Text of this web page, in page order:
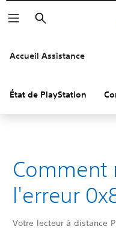
Rechercher
Accueil Assistance
État de PlayStation
Comment
l'erreur
Votre lecteur à distance